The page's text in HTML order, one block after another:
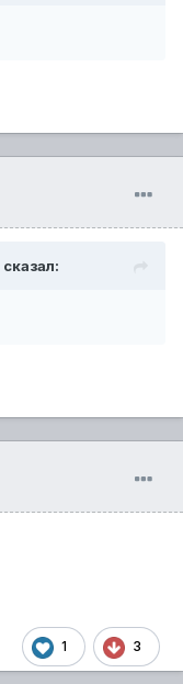
сказал:
1 3